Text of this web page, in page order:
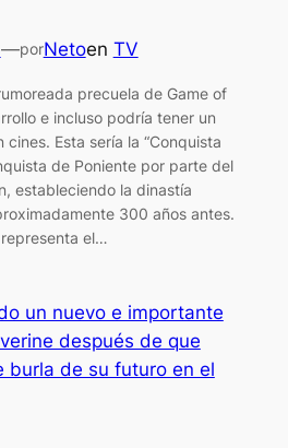
—porNetoen TV
precuela de Game of
e incluso podría tener un
Esta sería la “Conquista
de Poniente por parte del
estableciendo la dinastía
300 años antes.
el…